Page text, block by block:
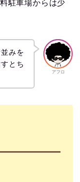
駐車場からは少
アフロ
みを
とち